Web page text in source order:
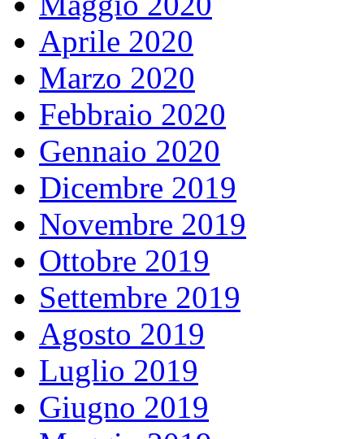
Aprile 2020
Marzo 2020
Febbraio 2020
Gennaio 2020
Dicembre 2019
Novembre 2019
Ottobre 2019
Settembre 2019
Agosto 2019
Luglio 2019
Giugno 2019